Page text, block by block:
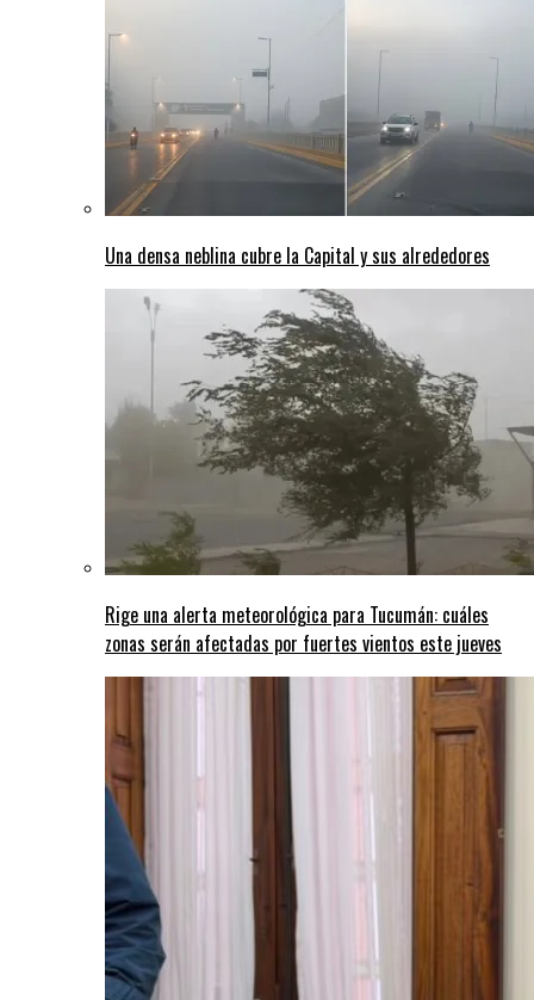
Una densa neblina cubre la Capital y sus alrededores
Rige una alerta meteorológica para Tucumán: cuáles
zonas serán afectadas por fuertes vientos este jueves